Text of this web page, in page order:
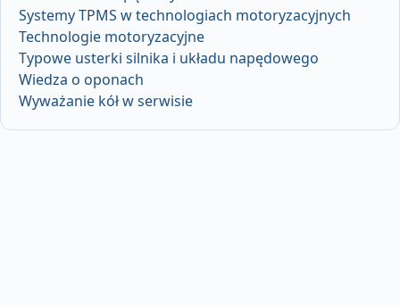
Systemy TPMS w technologiach motoryzacyjnych
Technologie motoryzacyjne
Typowe usterki silnika i układu napędowego
Wiedza o oponach
Wyważanie kół w serwisie